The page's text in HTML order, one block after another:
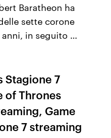
Baratheon ha
sette corone
in seguito …
Stagione 7
of Thrones
Game
7 streaming